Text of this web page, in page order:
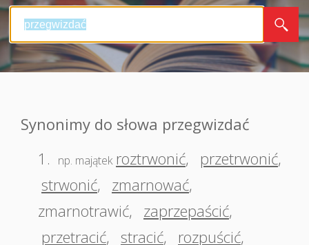
Synonimy do słowa przegwizdać
1.
np. majątek roztrwonić, przetrwonić,
strwonić, zmarnować,
zmarnotrawić, zaprzepaścić,
przetracić, stracić, rozpuścić,